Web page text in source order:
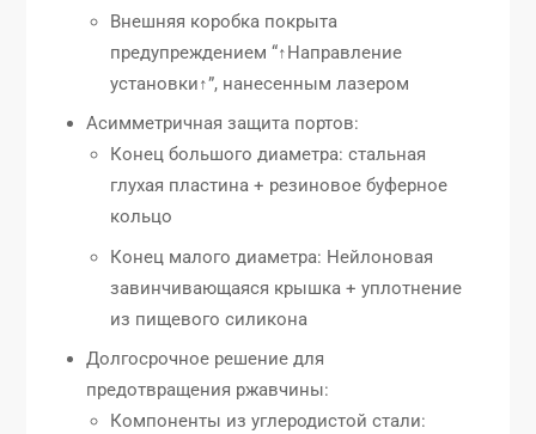
Внешняя коробка покрыта
предупреждением “↑Направление
установки↑”, нанесенным лазером
Асимметричная защита портов:
Конец большого диаметра: стальная
глухая пластина + резиновое буферное
кольцо
Конец малого диаметра: Нейлоновая
завинчивающаяся крышка + уплотнение
из пищевого силикона
Долгосрочное решение для
предотвращения ржавчины:
Компоненты из углеродистой стали: